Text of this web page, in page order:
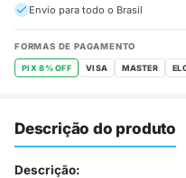
Envio para todo o Brasil
FORMAS DE PAGAMENTO
PIX 8% OFF VISA MASTER
Descrição do produto
Descrição: